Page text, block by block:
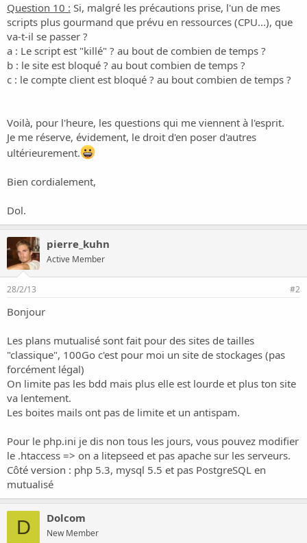
Question 10 : Si, malgré les précautions prise, l'un de mes
scripts plus gourmand que prévu en ressources (CPU...), que
va-t-il se passer ?
a : Le script est "killé" ? au bout de combien de temps ?
b : le site est bloqué ? au bout combien de temps ?
c : le compte client est bloqué ? au bout combien de temps ?
Voilà, pour l'heure, les questions qui me viennent à l'esprit.
Je me réserve, évidement, le droit d'en poser d'autres
ultérieurement.
Bien cordialement,
Dol.
pierre_kuhn
Active Member
28/2/13 #2
Bonjour
Les plans mutualisé sont fait pour des sites de tailles
"classique", 100Go c'est pour moi un site de stockages (pas
forcément légal)
On limite pas les bdd mais plus elle est lourde et plus ton site
va lentement.
Les boites mails ont pas de limite et un antispam.
Pour le php.ini je dis non tous les jours, vous pouvez modifier
le .htaccess => on a litepseed et pas apache sur les serveurs.
Côté version : php 5.3, mysql 5.5 et pas PostgreSQL en
mutualisé
D Dolcom
New Member